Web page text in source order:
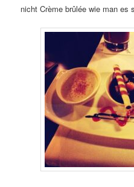
nicht Crème brûlée wie man es